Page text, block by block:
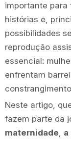
importante
histórias e,
possibilidades
reprodução
essencial:
enfrentam
Neste artigo,
fazem parte da
maternidade, a